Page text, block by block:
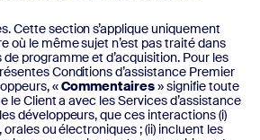
Cette section s’applique uniquement
où le même sujet n’est pas traité dans
de programme et d’acquisition. Pour les
Conditions d’assistance Premier
«Commentaires» signifie toute
le Client a avec les Services d’assistance
développeurs, que ces interactions (i)
ou électroniques ; (ii) incluent les